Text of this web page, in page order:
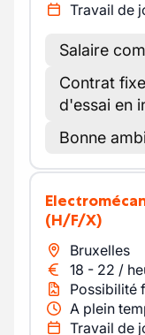
Travail de
Salaire
Contrat
d'essai en
Bonne
(H/F/X)
Bruxelles
18 - 22 /
Possibilité
A plein
Travail de